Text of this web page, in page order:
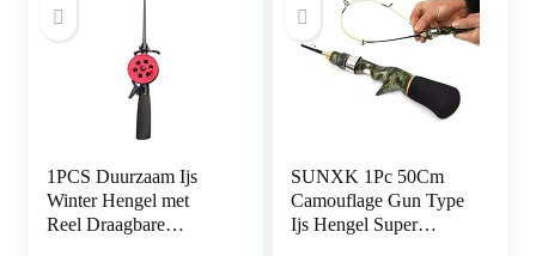
1PCS Duurzaam Ijs
Winter Hengel met
Reel Draagbare
SUNXK 1Pc 50Cm
Camouflage Gun Type
Ijs Hengel Super